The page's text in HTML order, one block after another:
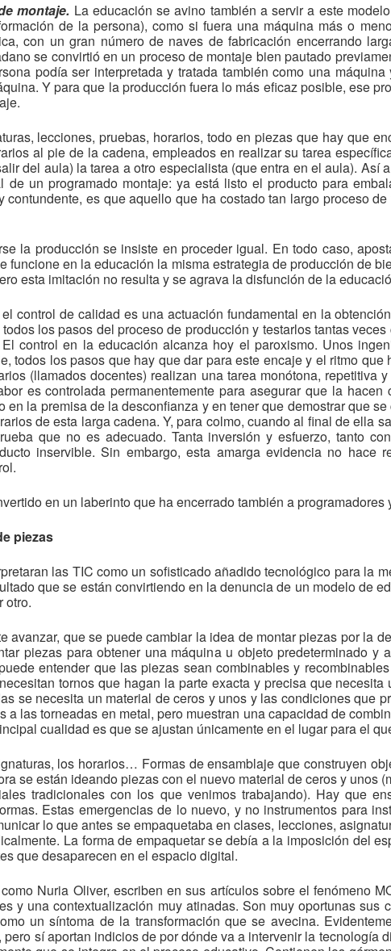
montaje. La educación se avino también a servir a este
de la persona), como si fuera una máquina más o
con un gran número de naves de fabricación encerrando
se convirtió en un proceso de montaje bien pautado
podía ser interpretada y tratada también como una
Y para que la producción fuera lo más eficaz posible, ese
lecciones, pruebas, horarios, todo en piezas que hay que
al pie de la cadena, empleados en realizar su tarea
del aula) la tarea a otro especialista (que entra en el aula). Así
de un programado montaje: ya está listo el producto para
contundente, es que aquello que ha costado tan largo proceso
la producción se insiste en proceder igual. En todo caso,
funcione en la educación la misma estrategia de producción de
esta imitación no resulta y se agrava la disfunción de la
control de calidad es una actuación fundamental en la
los pasos del proceso de producción y testarlos tantas
control en la educación alcanza hoy el paroxismo. Unos
todos los pasos que hay que dar para este encaje y el ritmo que
(llamados docentes) realizan una tarea monótona, repetitiva
es controlada permanentemente para asegurar que la hacen
en la premisa de la desconfianza y en tener que demostrar que
de esta larga cadena. Y, para colmo, cuando al final de ella
que no es adecuado. Tanta inversión y esfuerzo, tanto
inservible. Sin embargo, esta amarga evidencia no hace
en un laberinto que ha encerrado también a programadores
piezas
las TIC como un sofisticado añadido tecnológico para la
que se están convirtiendo en la denuncia de un modelo de
otro.
avanzar, que se puede cambiar la idea de montar piezas por la
piezas para obtener una máquina u objeto predeterminado y
entender que las piezas sean combinables y
tornos que hagan la parte exacta y precisa que necesita
se necesita un material de ceros y unos y las condiciones que
a las torneadas en metal, pero muestran una capacidad de
cualidad es que se ajustan únicamente en el lugar para el
los horarios… Formas de ensamblaje que construyen
se están ideando piezas con el nuevo material de ceros y unos
tradicionales con los que venimos trabajando). Hay que
Estas emergencias de lo nuevo, y no instrumentos para
lo que antes se empaquetaba en clases, lecciones,
La forma de empaquetar se debía a la imposición del
que desaparecen en el espacio digital.
Nuria Oliver, escriben en sus artículos sobre el fenómeno
y una contextualización muy atinadas. Son muy oportunas sus
un síntoma de la transformación que se avecina.
sí aportan indicios de por dónde va a intervenir la tecnología